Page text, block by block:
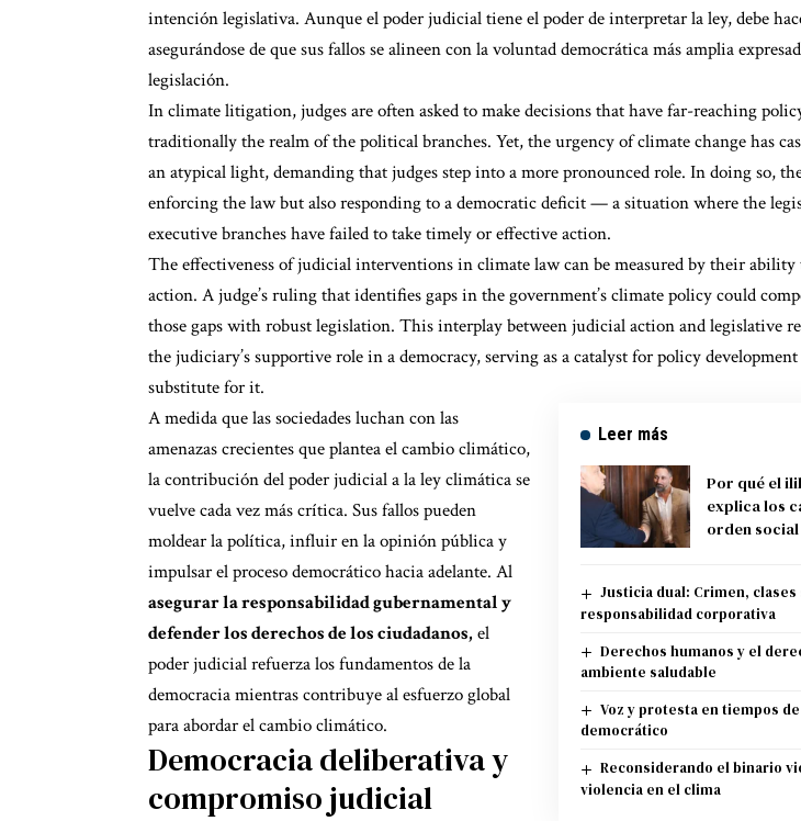
intención legislativa. Aunque el poder judicial tiene el poder de interpretar la ley, debe
asegurándose de que sus fallos se alineen con la voluntad democrática más amplia
legislación.
In climate litigation, judges are often asked to make decisions that have far-reaching
traditionally the realm of the political branches. Yet, the urgency of climate change has
an atypical light, demanding that judges step into a more pronounced role. In doing so,
enforcing the law but also responding to a democratic deficit — a situation where the
executive branches have failed to take timely or effective action.
The effectiveness of judicial interventions in climate law can be measured by their
action. A judge’s ruling that identifies gaps in the government’s climate policy could
those gaps with robust legislation. This interplay between judicial action and legislative
the judiciary’s supportive role in a democracy, serving as a catalyst for policy
substitute for it.
Leer más
Por qué el
explica los
orden
Justicia dual: Crimen, clases
responsabilidad corporativa
Derechos humanos y el
ambiente saludable
Voz y protesta en tiempos
democrático
Reconsiderando el binario
violencia en el clima
A medida que las sociedades luchan con las
amenazas crecientes que plantea el cambio climático,
la contribución del poder judicial a la ley climática se
vuelve cada vez más crítica. Sus fallos pueden
moldear la política, influir en la opinión pública y
impulsar el proceso democrático hacia adelante. Al
asegurar la responsabilidad gubernamental y
defender los derechos de los ciudadanos,el
poder judicial refuerza los fundamentos de la
democracia mientras contribuye al esfuerzo global
para abordar el cambio climático.
Democracia deliberativa y
compromiso judicial